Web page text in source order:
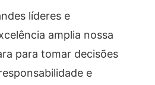
líderes e
amplia nossa
para tomar decisões
e